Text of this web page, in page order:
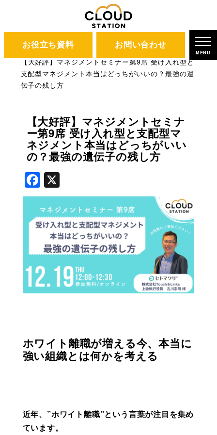
お役立ち資料 お問い合わせ
MENU
CLOUD STATION
ブログ
【大好評】マネジメントセミナー第9席 受け入れ型と
支配型マネジメント本当はどっちがいいの？最強の遺
伝子の残し方
【大好評】マネジメントセミナ
ー第9席 受け入れ型と支配型マ
ネジメント本当はどっちがいい
の？最強の遺伝子の残し方
Facebook
X
ホワイト離職が増える今、本当に
強い組織とは何かを考える
近年、”ホワイト離職”という言葉が注目を集め
ています。